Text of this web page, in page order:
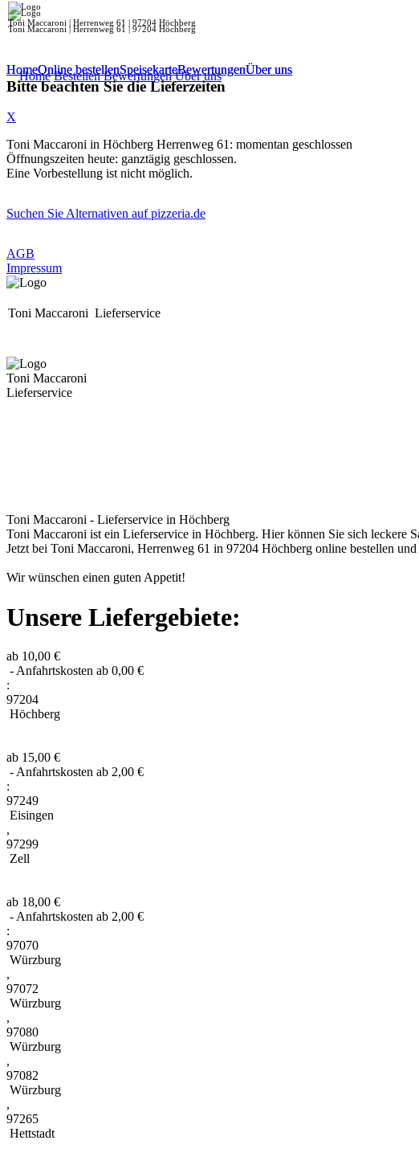
Toni Maccaroni | Herrenweg 61 | 97204 Höchberg
Home BestellenBewertungen Über uns
Toni Maccaroni | Herrenweg 61 | 97204 Höchberg
HomeOnline bestellenSpeisekarteBewertungenÜber uns
HomeOnline bestellenSpeisekarteBewertungenÜber uns
Bitte beachten Sie die Lieferzeiten
X
Toni Maccaroni in Höchberg Herrenweg 61: momentan geschlossen
Öffnungszeiten heute: ganztägig geschlossen.
Eine Vorbestellung ist nicht möglich.
Suchen Sie Alternativen auf pizzeria.de
AGB
Impressum
Toni Maccaroni Lieferservice
Toni Maccaroni
Lieferservice
Toni Maccaroni - Lieferservice in Höchberg
Toni Maccaroni ist ein Lieferservice in Höchberg. Hier können Sie sich leckere
Jetzt bei Toni Maccaroni, Herrenweg 61 in 97204 Höchberg online bestellen
Wir wünschen einen guten Appetit!
Unsere Liefergebiete:
ab 10,00 €
- Anfahrtskosten ab 0,00 €
:
97204
Höchberg
ab 15,00 €
- Anfahrtskosten ab 2,00 €
:
97249
Eisingen
,
97299
Zell
ab 18,00 €
- Anfahrtskosten ab 2,00 €
:
97070
Würzburg
,
97072
Würzburg
,
97080
Würzburg
,
97082
Würzburg
,
97265
Hettstadt